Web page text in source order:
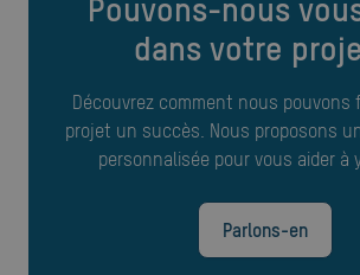
Pouvons-nous vous aider
dans votre
Découvrez comment nous pouvons faire de votre
projet un succès. Nous proposons
personnalisée pour vous aider à
Parlons-en